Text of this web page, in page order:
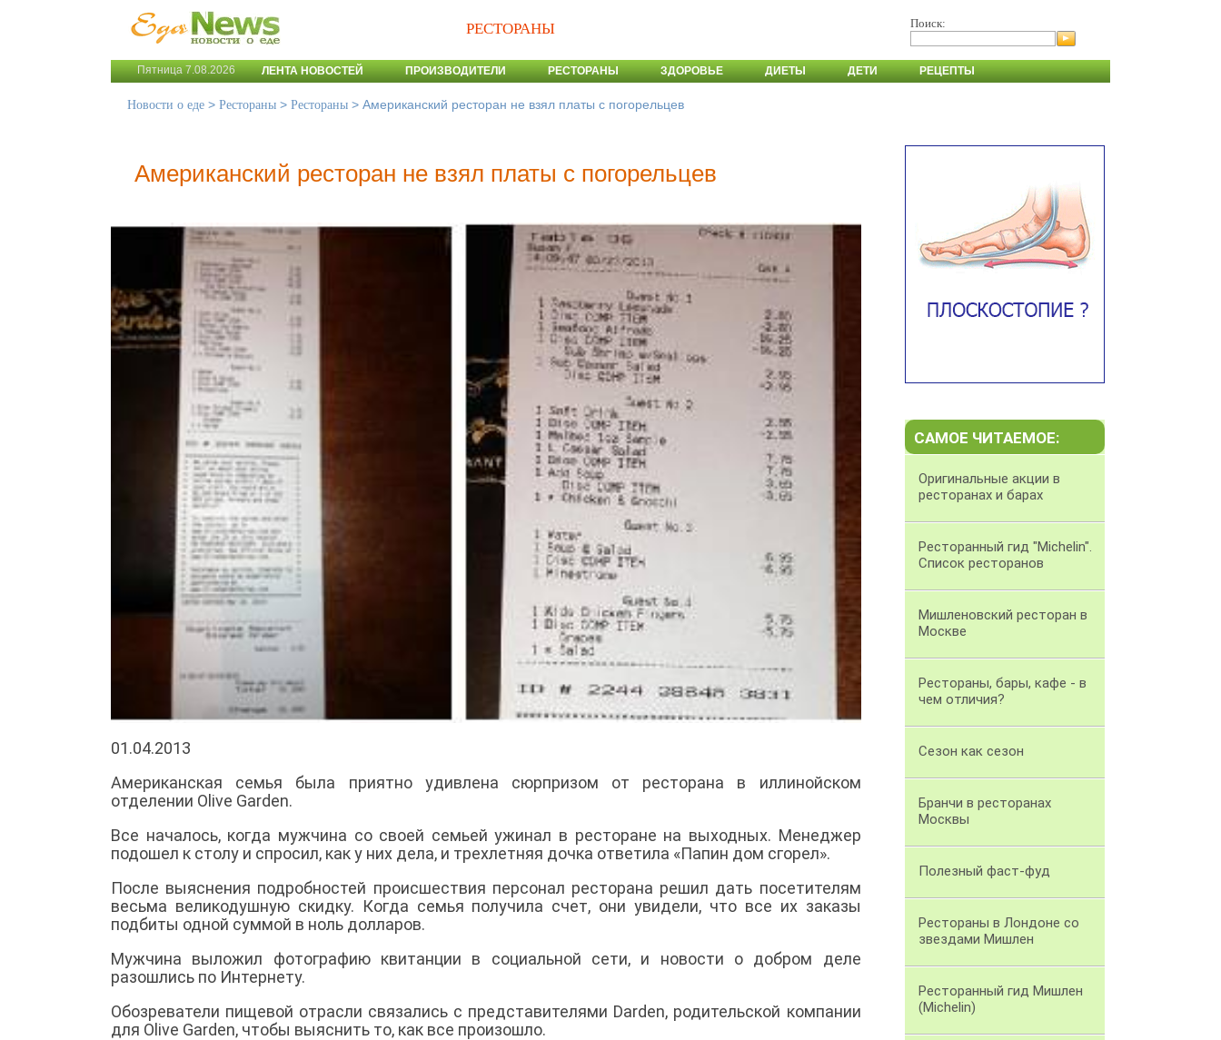
РЕСТОРАНЫ Поиск:
Пятница 7.08.2026 ЛЕНТА НОВОСТЕЙ ПРОИЗВОДИТЕЛИ РЕСТОРАНЫ ЗДОРОВЬЕ ДИЕТЫ ДЕТИ РЕЦЕПТЫ
Новости о еде > Рестораны > Рестораны > Американский ресторан не взял платы с погорельцев
Американский ресторан не взял платы с погорельцев
01.04.2013
Американская семья была приятно удивлена сюрпризом от ресторана в иллинойском
отделении Olive Garden.
Все началось, когда мужчина со своей семьей ужинал в ресторане на выходных. Менеджер
подошел к столу и спросил, как у них дела, и трехлетняя дочка ответила «Папин дом сгорел».
После выяснения подробностей происшествия персонал ресторана решил дать посетителям
весьма великодушную скидку. Когда семья получила счет, они увидели, что все их заказы
подбиты одной суммой в ноль долларов.
Мужчина выложил фотографию квитанции в социальной сети, и новости о добром деле
разошлись по Интернету.
Обозреватели пищевой отрасли связались с представителями Darden, родительской компании
для Olive Garden, чтобы выяснить то, как все произошло.
САМОЕ ЧИТАЕМОЕ:
Оригинальные акции в
ресторанах и барах
Ресторанный гид "Michelin".
Список ресторанов
Мишленовский ресторан в
Москве
Рестораны, бары, кафе - в
чем отличия?
Сезон как сезон
Бранчи в ресторанах
Москвы
Полезный фаст-фуд
Рестораны в Лондоне со
звездами Мишлен
Ресторанный гид Мишлен
(Michelin)